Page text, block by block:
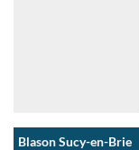
Blason Sucy-en-Brie